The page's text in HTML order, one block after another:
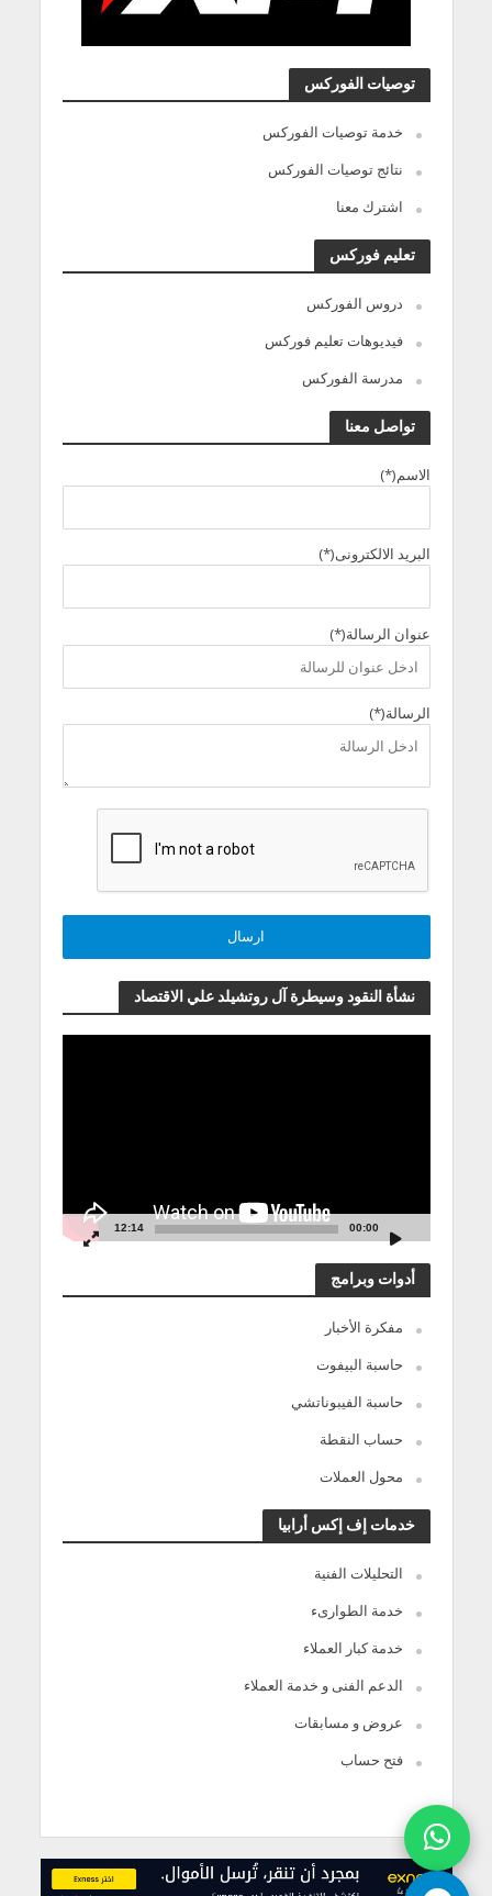
توصيات الفوركس
خدمة توصيات الفوركس
نتائج توصيات الفوركس
اشترك معنا
تعليم فوركس
دروس الفوركس
فيديوهات تعليم فوركس
مدرسة الفوركس
تواصل معنا
الاسم(*)
البريد الالكترونى(*)
عنوان الرسالة(*)
الرسالة(*)
نشأة النقود وسيطرة آل روتشيلد علي الاقتصاد
00:00
12:14
أدوات وبرامج
مفكرة الأخبار
حاسبة البيفوت
حاسبة الفيبوناتشي
حساب النقطة
محول العملات
خدمات إف إكس أرابيا
التحليلات الفنية
خدمة الطوارىء
خدمة كبار العملاء
الدعم الفنى و خدمة العملاء
عروض و مسابقات
فتح حساب